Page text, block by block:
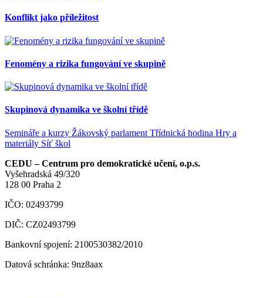
Konflikt jako příležitost
Fenomény a rizika fungování ve skupině
Skupinová dynamika ve školní třídě
Semináře a kurzy Žákovský parlament Třídnická hodina Hry a
materiály Síť škol
CEDU – Centrum pro demokratické učení, o.p.s.
Vyšehradská 49/320
128 00 Praha 2
IČO: 02493799
DIČ: CZ02493799
Bankovní spojení: 2100530382/2010
Datová schránka: 9nz8aax